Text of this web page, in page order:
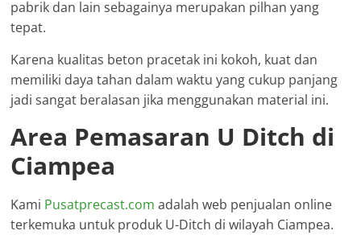
pabrik dan lain sebagainya merupakan pilhan yang
tepat.
Karena kualitas beton pracetak ini kokoh, kuat dan
memiliki daya tahan dalam waktu yang cukup panjang
jadi sangat beralasan jika menggunakan material ini.
Area Pemasaran U Ditch di
Ciampea
Kami Pusatprecast.com adalah web penjualan online
terkemuka untuk produk U-Ditch di wilayah Ciampea.